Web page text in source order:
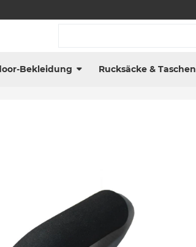
Bekleidung Rucksäcke & Taschen